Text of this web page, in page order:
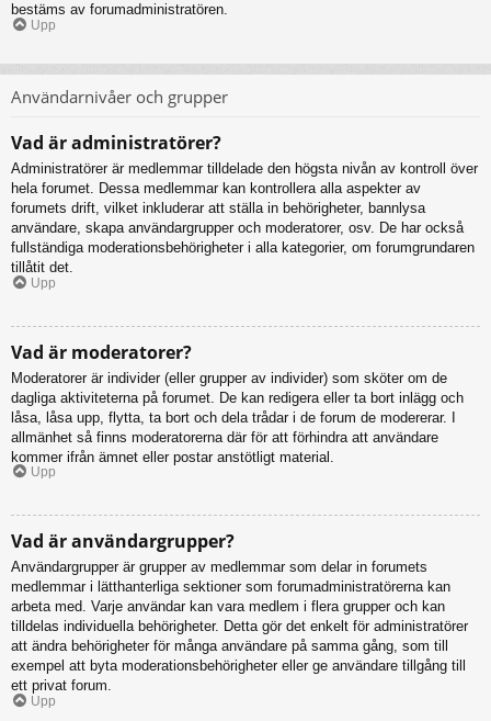
bestäms av forumadministratören.
Upp
Användarnivåer och grupper
Vad är administratörer?
Administratörer är medlemmar tilldelade den högsta nivån av kontroll över
hela forumet. Dessa medlemmar kan kontrollera alla aspekter av
forumets drift, vilket inkluderar att ställa in behörigheter, bannlysa
användare, skapa användargrupper och moderatorer, osv. De har också
fullständiga moderationsbehörigheter i alla kategorier, om forumgrundaren
tillåtit det.
Upp
Vad är moderatorer?
Moderatorer är individer (eller grupper av individer) som sköter om de
dagliga aktiviteterna på forumet. De kan redigera eller ta bort inlägg och
låsa, låsa upp, flytta, ta bort och dela trådar i de forum de modererar. I
allmänhet så finns moderatorerna där för att förhindra att användare
kommer ifrån ämnet eller postar anstötligt material.
Upp
Vad är användargrupper?
Användargrupper är grupper av medlemmar som delar in forumets
medlemmar i lätthanterliga sektioner som forumadministratörerna kan
arbeta med. Varje användar kan vara medlem i flera grupper och kan
tilldelas individuella behörigheter. Detta gör det enkelt för administratörer
att ändra behörigheter för många användare på samma gång, som till
exempel att byta moderationsbehörigheter eller ge användare tillgång till
ett privat forum.
Upp